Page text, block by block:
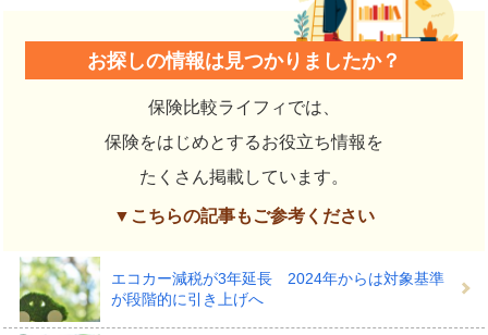
お探しの情報は見つかりましたか？
保険比較ライフィでは、
保険をはじめとするお役立ち情報を
たくさん掲載しています。
▼こちらの記事もご参考ください
エコカー減税が3年延長 2024年からは対象基準
が段階的に引き上げへ